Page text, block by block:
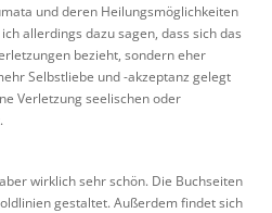
und deren Heilungsmöglichkeiten
allerdings dazu sagen, dass sich das
bezieht, sondern eher
Selbstliebe und -akzeptanz gelegt
Verletzung seelischen oder
wirklich sehr schön. Die Buchseiten
gestaltet. Außerdem findet sich